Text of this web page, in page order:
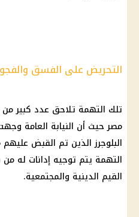
التحريض على الفسق
تلك التهمة تلاحق عدد كبير
مصر حيث أن النيابة العامة
البلوجرز الذين تم القبض
التهمة يتم توجيه إدانات له
القيم الدينية والمجتمعية.